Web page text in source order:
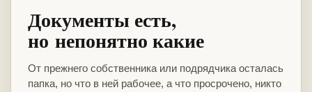
Документы есть,
но непонятно какие
От прежнего собственника или подрядчика осталась
папка, но что в ней рабочее, а что просрочено, никто